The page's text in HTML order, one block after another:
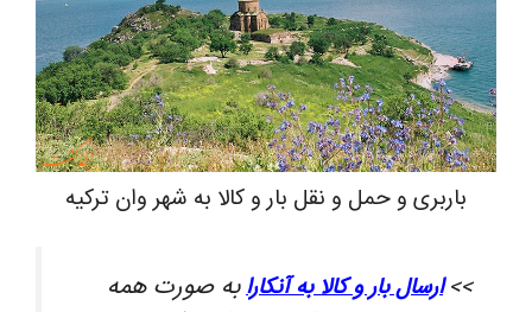
باربری و حمل و نقل بار و کالا به شهر وان ترکیه
>>ارسال بار و کالا به آنکارابه صورت همه